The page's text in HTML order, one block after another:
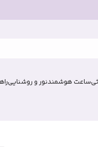
ساعت هوشمندنور و روشنایی